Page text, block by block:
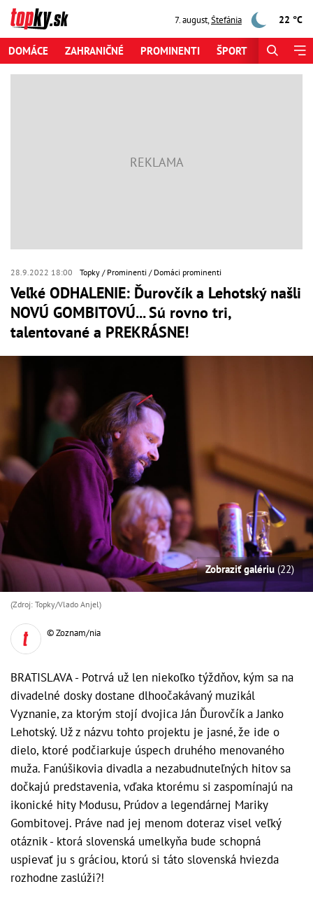
7. august,Štefánia 22 °C
DOMÁCE ZAHRANIČNÉ PROMINENTI ŠPORT
28.9.2022 18:00 Topky Prominenti Domáci prominenti
Veľké ODHALENIE: Ďurovčík a Lehotský našli
NOVÚ GOMBITOVÚ... Sú rovno tri,
talentované a PREKRÁSNE!
Zobraziť galériu (22)
(Zdroj: Topky/Vlado Anjel)
© Zoznam/nia
BRATISLAVA - Potrvá už len niekoľko týždňov, kým sa na
divadelné dosky dostane dlhoočakávaný muzikál
Vyznanie, za ktorým stojí dvojica Ján Ďurovčík a Janko
Lehotský. Už z názvu tohto projektu je jasné, že ide o
dielo, ktoré podčiarkuje úspech druhého menovaného
muža. Fanúšikovia divadla a nezabudnuteľných hitov sa
dočkajú predstavenia, vďaka ktorému si zaspomínajú na
ikonické hity Modusu, Prúdov a legendárnej Mariky
Gombitovej. Práve nad jej menom doteraz visel veľký
otáznik - ktorá slovenská umelkyňa bude schopná
uspievať ju s gráciou, ktorú si táto slovenská hviezda
rozhodne zaslúži?!